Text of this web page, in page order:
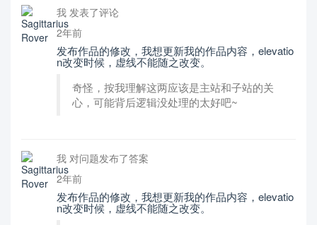
我 发表了评论
2年前
发布作品的修改，我想更新我的作品内容，elevatio
n改变时候，虚线不能随之改变。
奇怪，按我理解这两应该是主站和子站的关
心，可能背后逻辑没处理的太好吧~
我 对问题发布了答案
2年前
发布作品的修改，我想更新我的作品内容，elevatio
n改变时候，虚线不能随之改变。